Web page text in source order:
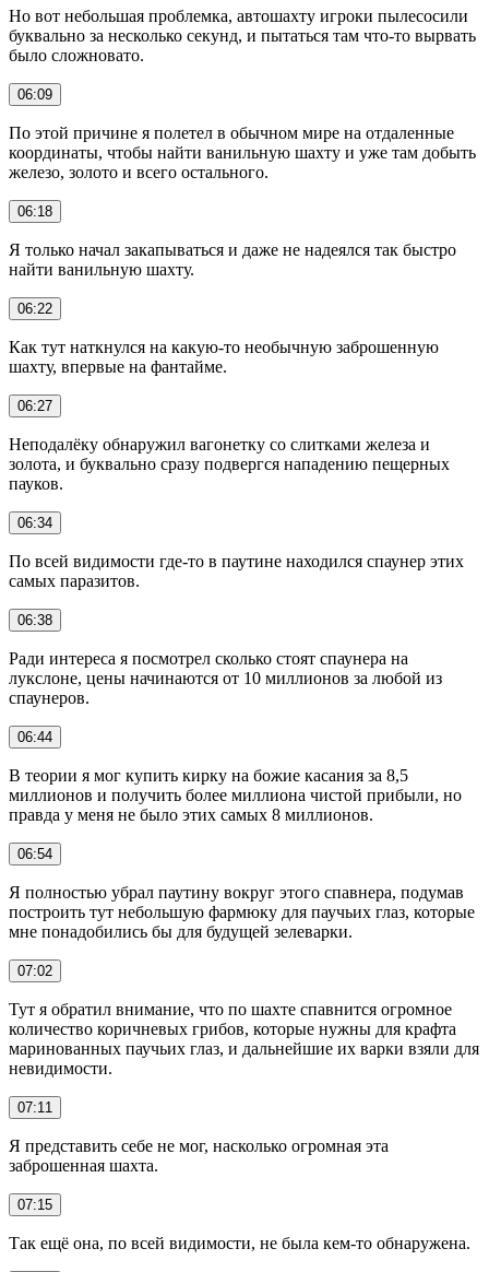
Но вот небольшая проблемка, автошахту игроки пылесосили
буквально за несколько секунд, и пытаться там что-то вырвать
было сложновато.
06:09
По этой причине я полетел в обычном мире на отдаленные
координаты, чтобы найти ванильную шахту и уже там добыть
железо, золото и всего остального.
06:18
Я только начал закапываться и даже не надеялся так быстро
найти ванильную шахту.
06:22
Как тут наткнулся на какую-то необычную заброшенную
шахту, впервые на фантайме.
06:27
Неподалёку обнаружил вагонетку со слитками железа и
золота, и буквально сразу подвергся нападению пещерных
пауков.
06:34
По всей видимости где-то в паутине находился спаунер этих
самых паразитов.
06:38
Ради интереса я посмотрел сколько стоят спаунера на
лукслоне, цены начинаются от 10 миллионов за любой из
спаунеров.
06:44
В теории я мог купить кирку на божие касания за 8,5
миллионов и получить более миллиона чистой прибыли, но
правда у меня не было этих самых 8 миллионов.
06:54
Я полностью убрал паутину вокруг этого спавнера, подумав
построить тут небольшую фармюку для паучьих глаз, которые
мне понадобились бы для будущей зелеварки.
07:02
Тут я обратил внимание, что по шахте спавнится огромное
количество коричневых грибов, которые нужны для крафта
маринованных паучьих глаз, и дальнейшие их варки взяли для
невидимости.
07:11
Я представить себе не мог, насколько огромная эта
заброшенная шахта.
07:15
Так ещё она, по всей видимости, не была кем-то обнаружена.